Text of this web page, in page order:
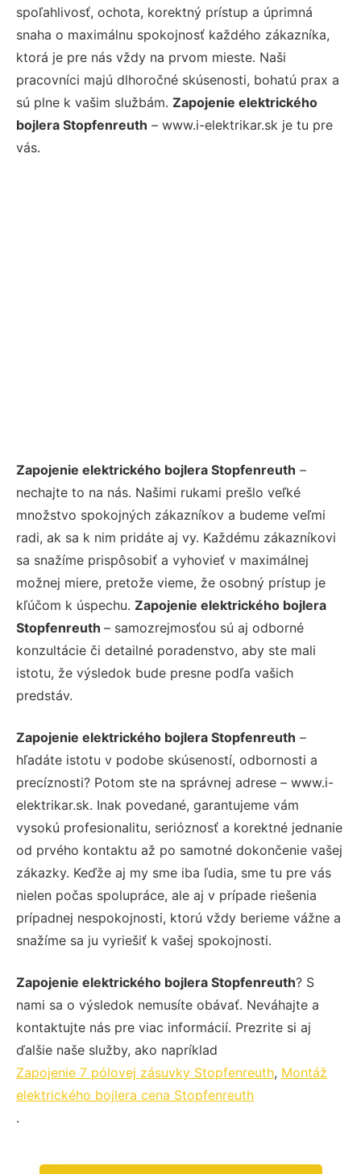
spoľahlivosť, ochota, korektný prístup a úprimná
snaha o maximálnu spokojnosť každého zákazníka,
ktorá je pre nás vždy na prvom mieste. Naši
pracovníci majú dlhoročné skúsenosti, bohatú prax a
sú plne k vašim službám. Zapojenie elektrického
bojlera Stopfenreuth – www.i-elektrikar.sk je tu pre
vás.
Zapojenie elektrického bojlera Stopfenreuth –
nechajte to na nás. Našimi rukami prešlo veľké
množstvo spokojných zákazníkov a budeme veľmi
radi, ak sa k nim pridáte aj vy. Každému zákazníkovi
sa snažíme prispôsobiť a vyhovieť v maximálnej
možnej miere, pretože vieme, že osobný prístup je
kľúčom k úspechu. Zapojenie elektrického bojlera
Stopfenreuth – samozrejmosťou sú aj odborné
konzultácie či detailné poradenstvo, aby ste mali
istotu, že výsledok bude presne podľa vašich
predstáv.
Zapojenie elektrického bojlera Stopfenreuth –
hľadáte istotu v podobe skúseností, odbornosti a
precíznosti? Potom ste na správnej adrese – www.i-
elektrikar.sk. Inak povedané, garantujeme vám
vysokú profesionalitu, serióznosť a korektné jednanie
od prvého kontaktu až po samotné dokončenie vašej
zákazky. Keďže aj my sme iba ľudia, sme tu pre vás
nielen počas spolupráce, ale aj v prípade riešenia
prípadnej nespokojnosti, ktorú vždy berieme vážne a
snažíme sa ju vyriešiť k vašej spokojnosti.
Zapojenie elektrického bojlera Stopfenreuth? S
nami sa o výsledok nemusíte obávať. Neváhajte a
kontaktujte nás pre viac informácií. Prezrite si aj
ďalšie naše služby, ako napríklad
Zapojenie 7 pólovej zásuvky Stopfenreuth, Montáž
elektrického bojlera cena Stopfenreuth
.